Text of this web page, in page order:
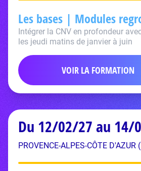
Les bases | Modules
Intégrer la CNV en profondeur
les jeudi matins de janvier à juin
VOIR LA FORMATION
Du 12/02/27 au 14/
PROVENCE-ALPES-CÔTE D'AZUR